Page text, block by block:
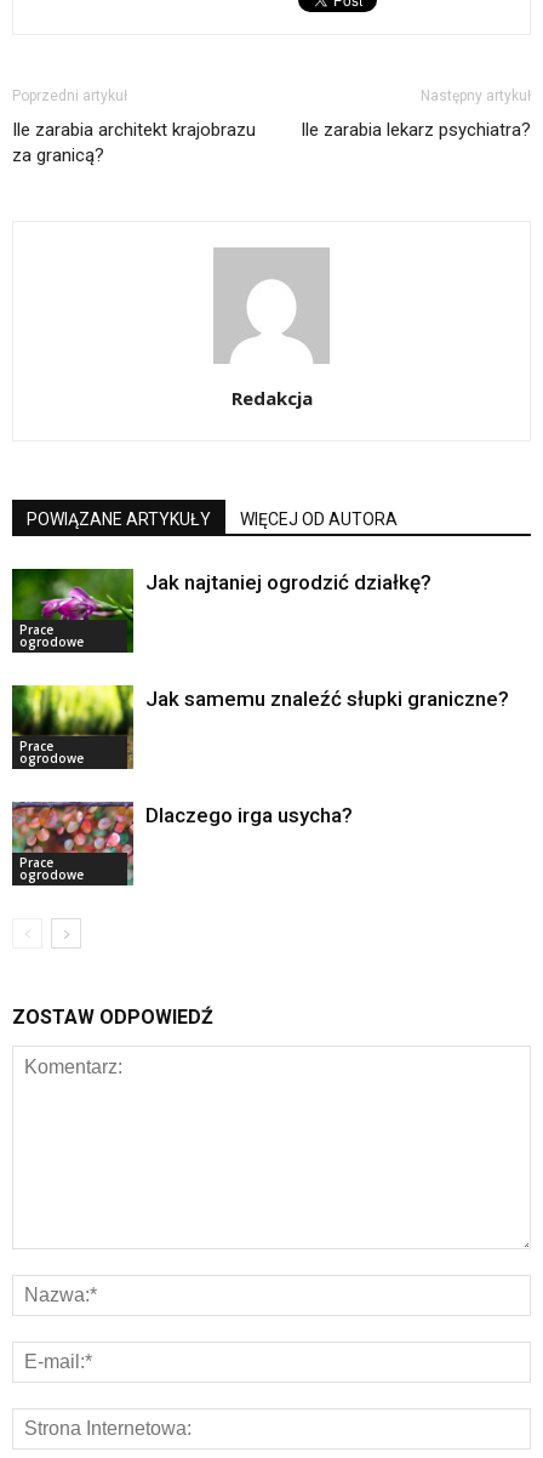
Poprzedni artykuł
Ile zarabia architekt krajobrazu
za granicą?
Następny artykuł
Ile zarabia lekarz psychiatra?
Redakcja
POWIĄZANE ARTYKUŁY WIĘCEJ OD AUTORA
Prace
ogrodowe
Jak najtaniej ogrodzić działkę?
Prace
ogrodowe
Jak samemu znaleźć słupki graniczne?
Prace
ogrodowe
Dlaczego irga usycha?
ZOSTAW ODPOWIEDŹ